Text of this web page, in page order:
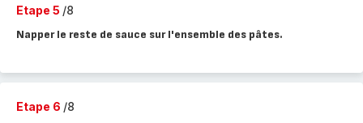
Etape 5 /8
Napper le reste de sauce sur l'ensemble des pâtes.
Etape 6 /8